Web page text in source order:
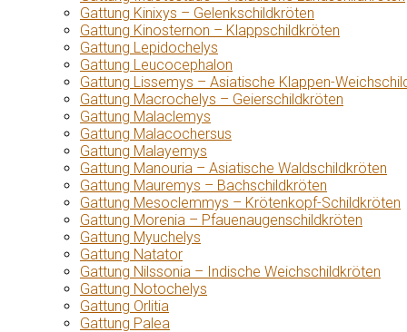
Gattung Kinixys – Gelenkschildkröten
Gattung Kinosternon – Klappschildkröten
Gattung Lepidochelys
Gattung Leucocephalon
Gattung Lissemys – Asiatische Klappen-
Gattung Macrochelys – Geierschildkröten
Gattung Malaclemys
Gattung Malacochersus
Gattung Malayemys
Gattung Manouria – Asiatische Waldschildkröten
Gattung Mauremys – Bachschildkröten
Gattung Mesoclemmys – Krötenkopf-Schildkröten
Gattung Morenia – Pfauenaugenschildkröten
Gattung Myuchelys
Gattung Natator
Gattung Nilssonia – Indische Weichschildkröten
Gattung Notochelys
Gattung Orlitia
Gattung Palea